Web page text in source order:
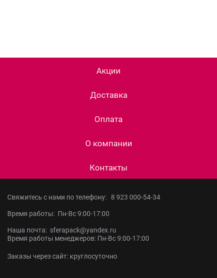
Акции
Доставка
Оплата
О компании
Контакты
Свяжитесь с нами по телефону: 8 923 000-54-34
Время работы: Пн-Вс 9:00-17:00
Наша почта: sferapack@yandex.ru
Время работы менеджеров: Пн-Вс 9:00-17:00
Заказы через сайт: круглосуточно